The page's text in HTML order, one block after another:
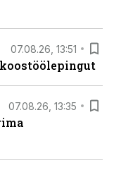
07.08.26, 13:51
07.08.26, 13:35